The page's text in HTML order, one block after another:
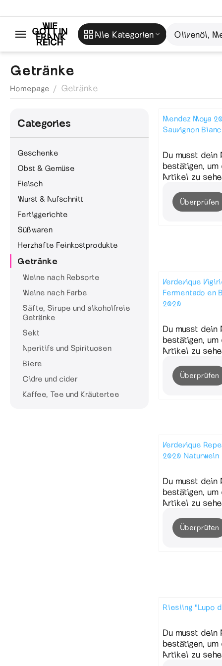
Alle Kategorien
Getränke
Homepage / Getränke
Mendez Moya
Sauvignon Blanc
Du musst dein
bestätigen, um
Artikel zu
Überprüfen
Verdevique
Fermentado en
2020
Du musst dein
bestätigen, um
Artikel zu
Überprüfen
Verdevique
2020 Naturwein
Du musst dein
bestätigen, um
Artikel zu
Überprüfen
Riesling "Lupo
Du musst dein
bestätigen, um
Artikel zu
Сategories
Geschenke
Obst & Gemüse
Fleisch
Wurst & Aufschnitt
Fertiggerichte
Süßwaren
Herzhafte Feinkostprodukte
Getränke
Weine nach Rebsorte
Weine nach Farbe
Säfte, Sirupe und alkoholfreie
Getränke
Sekt
Aperitifs und Spirituosen
Biere
Cidre und cider
Kaffee, Tee und Kräutertee